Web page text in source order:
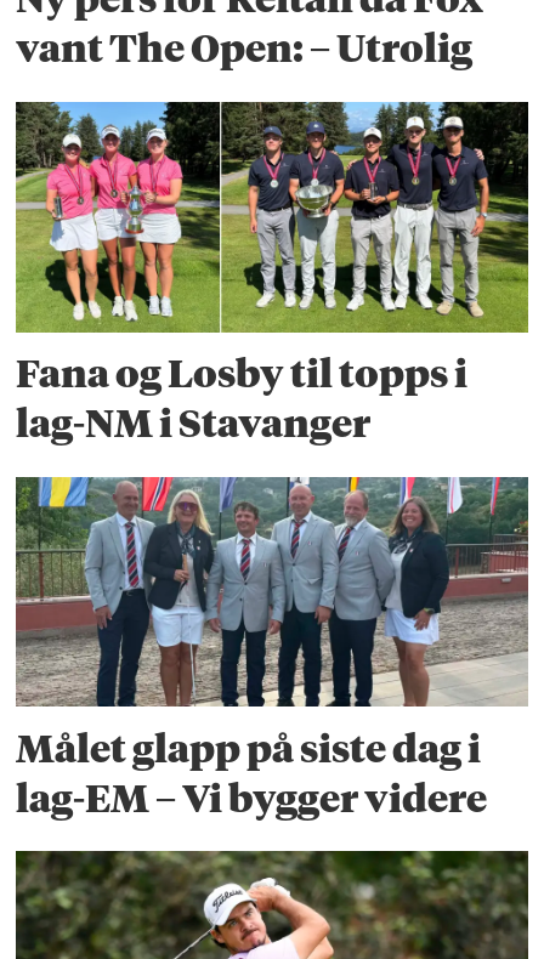
vant The Open: – Utrolig
Fana og Losby til topps i
lag-NM i Stavanger
Målet glapp på siste dag i
lag-EM – Vi bygger videre